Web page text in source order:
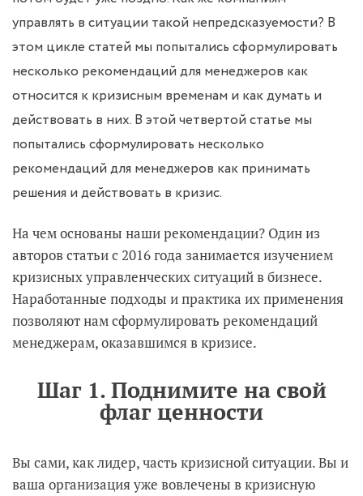
управлять в ситуации такой непредсказуемости? В
этом цикле статей мы попытались сформулировать
несколько рекомендаций для менеджеров как
относится к кризисным временам и как думать и
действовать в них. В этой четвертой статье мы
попытались сформулировать несколько
рекомендаций для менеджеров как принимать
решения и действовать в кризис.
На чем основаны наши рекомендации? Один из
авторов статьи с 2016 года занимается изучением
кризисных управленческих ситуаций в бизнесе.
Наработанные подходы и практика их применения
позволяют нам сформулировать рекомендаций
менеджерам, оказавшимся в кризисе.
Шаг 1. Поднимите на свой
флаг ценности
Вы сами, как лидер, часть кризисной ситуации. Вы и
ваша организация уже вовлечены в кризисную